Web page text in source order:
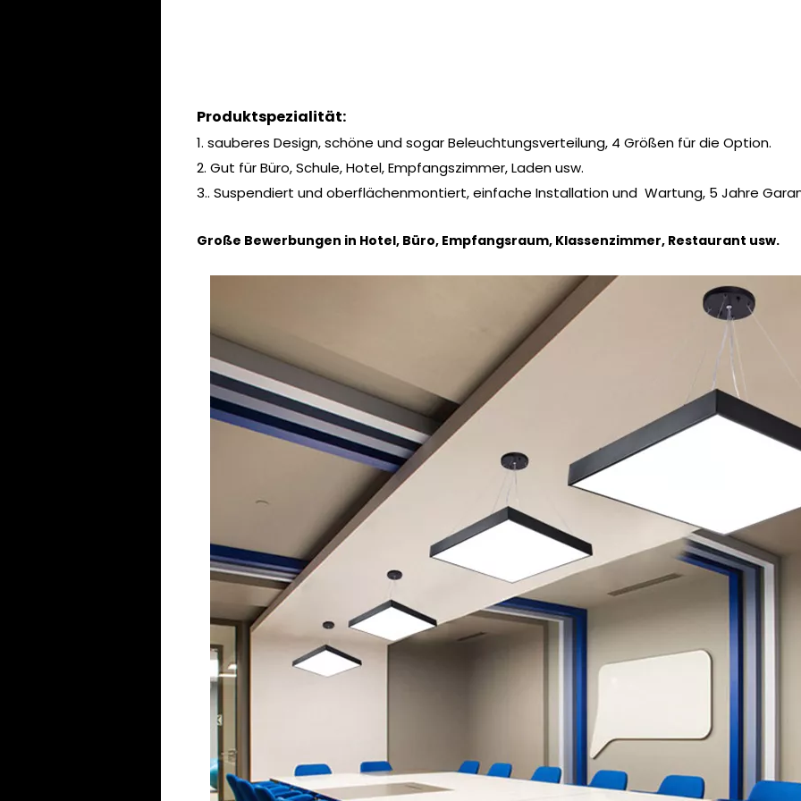
Produktspezialität:
1. sauberes Design, schöne und sogar Beleuchtungsverteilung, 4 Größen für die Option.
2. Gut für Büro, Schule, Hotel, Empfangszimmer, Laden usw.
3.. Suspendiert und oberflächenmontiert, einfache Installation und Wartung, 5 Jahre
Große Bewerbungen in Hotel, Büro, Empfangsraum, Klassenzimmer, Restaurant usw.